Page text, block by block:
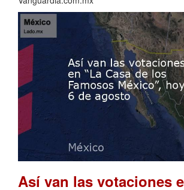
Así van las votaciones